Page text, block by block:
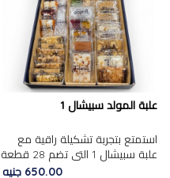
علبة المولد سبيشال 1
استمتع بتجربة تشكيلة راقية مع
علبة سبيشال 1 التي تضم 28 قطعة
من تشكيلة مختارة بعناية من أفخر
650.00 جنيه